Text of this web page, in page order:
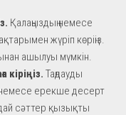
Қалаңыздың немесе
жүріп көріңіз.
ашылуы мүмкін.
кіріңіз. Таңдауды
немесе ерекше десерт
сәттер қызықты